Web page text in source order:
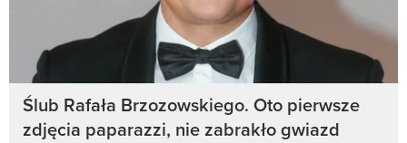
Ślub Rafała Brzozowskiego. Oto pierwsze
zdjęcia paparazzi, nie zabrakło gwiazd